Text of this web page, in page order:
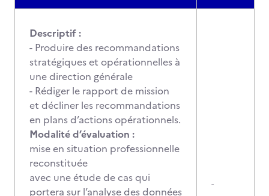
Descriptif :
- Produire des recommandations
stratégiques et opérationnelles à
une direction générale
- Rédiger le rapport de mission
et décliner les recommandations
en plans d’actions opérationnels.
Modalité d’évaluation :
mise en situation professionnelle
reconstituée
avec une étude de cas qui
portera sur l’analyse des données
-